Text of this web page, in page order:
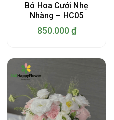
Bó Hoa Cưới Nhẹ
Nhàng – HC05
850.000 ₫